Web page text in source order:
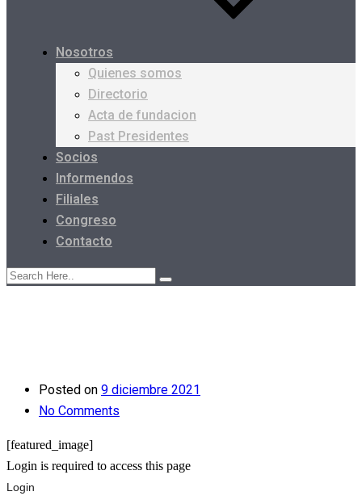
Nosotros
Quienes somos
Directorio
Acta de fundacion
Past Presidentes
Socios
Informendos
Filiales
Congreso
Contacto
Posted on 9 diciembre 2021
No Comments
[featured_image]
Login is required to access this page
Login